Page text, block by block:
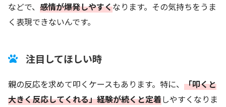
などで、 感情が爆発しやすくなります。その気持ちをうま
く表現できないんです。
注目してほしい時
親の反応を求めて叩くケースもあります。特に、 「叩くと
大きく反応してくれる」経験が続くと定着しやすくなりま